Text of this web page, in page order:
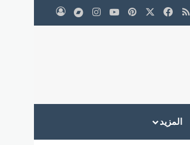
ملخص الموقع RSS
فيسبوك بينتيريست‫YouTubeانستقرامmedium
المزيد